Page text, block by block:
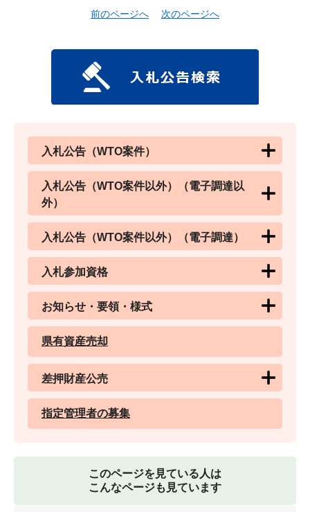
前のページへ 次のページへ
入札公告（WTO案件）
入札公告（WTO案件以外）（電子調達以
外）
入札公告（WTO案件以外）（電子調達）
入札参加資格
お知らせ・要領・様式
県有資産売却
差押財産公売
指定管理者の募集
このページを見ている人は
こんなページも見ています